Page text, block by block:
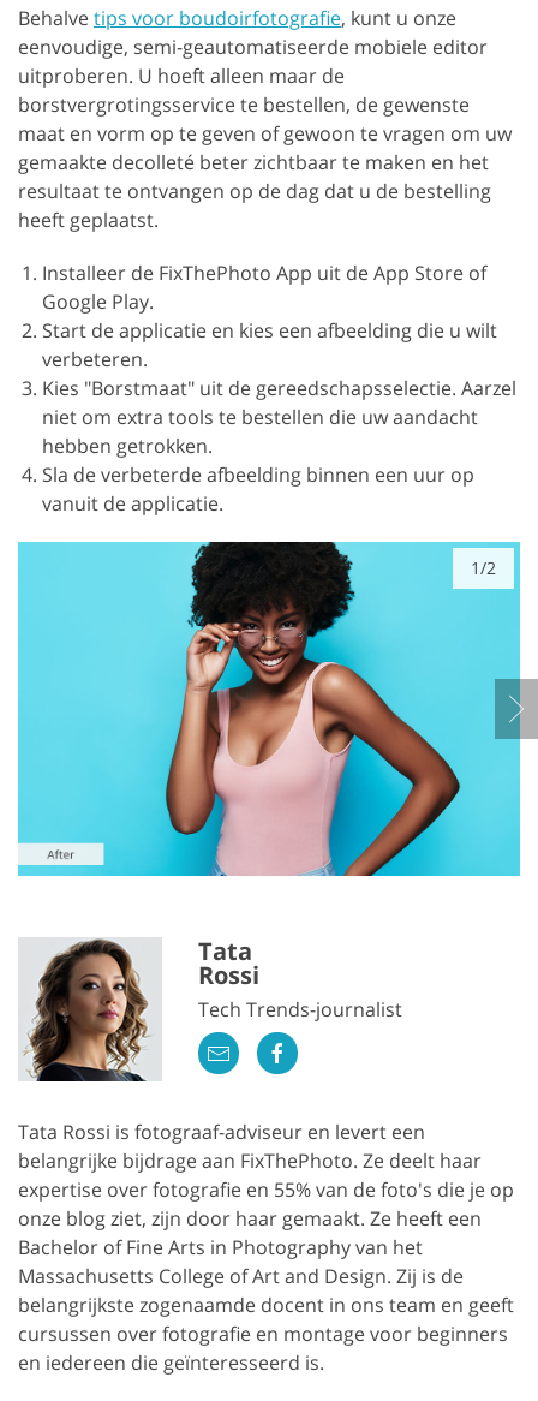
Behalvetips voor boudoirfotografie, kunt u onze
eenvoudige, semi-geautomatiseerde mobiele editor
uitproberen. U hoeft alleen maar de
borstvergrotingsservice te bestellen, de gewenste
maat en vorm op te geven of gewoon te vragen om uw
gemaakte decolleté beter zichtbaar te maken en het
resultaat te ontvangen op de dag dat u de bestelling
heeft geplaatst.
Installeer de FixThePhoto App uit de App Store of
Google Play.
Start de applicatie en kies een afbeelding die u wilt
verbeteren.
Kies "Borstmaat" uit de gereedschapsselectie. Aarzel
niet om extra tools te bestellen die uw aandacht
hebben getrokken.
Sla de verbeterde afbeelding binnen een uur op
vanuit de applicatie.
1/2
Tata
Rossi
Tech Trends-journalist
Tata Rossi is fotograaf-adviseur en levert een
belangrijke bijdrage aan FixThePhoto. Ze deelt haar
expertise over fotografie en 55% van de foto's die je op
onze blog ziet, zijn door haar gemaakt. Ze heeft een
Bachelor of Fine Arts in Photography van het
Massachusetts College of Art and Design. Zij is de
belangrijkste zogenaamde docent in ons team en geeft
cursussen over fotografie en montage voor beginners
en iedereen die geïnteresseerd is.